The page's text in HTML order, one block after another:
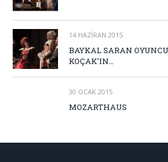
14 HAZIRAN 2015
BAYKAL SARAN
KOÇAK’IN…
30 OCAK 2015
MOZARTHAUS